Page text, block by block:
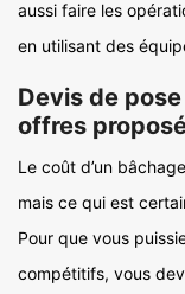
aussi faire les
en utilisant des
Devis de
offres
Le coût d’un
mais ce qui est
Pour que vous
compétitifs, vous